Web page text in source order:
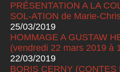
PRÉSENTATION A LA
SOL-ATION de Marie-
25/03/2019
HOMMAGE A GUSTAW
(vendredi 22 mars 2019 à
22/03/2019
BORIS CERNY